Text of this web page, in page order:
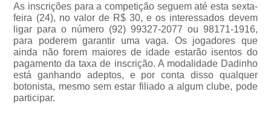
As inscrições para a competição seguem até esta sexta-
feira (24), no valor de R$ 30, e os interessados devem
ligar para o número (92) 99327-2077 ou 98171-1916,
para poderem garantir uma vaga. Os jogadores que
ainda não forem maiores de idade estarão isentos do
pagamento da taxa de inscrição. A modalidade Dadinho
está ganhando adeptos, e por conta disso qualquer
botonista, mesmo sem estar filiado a algum clube, pode
participar.